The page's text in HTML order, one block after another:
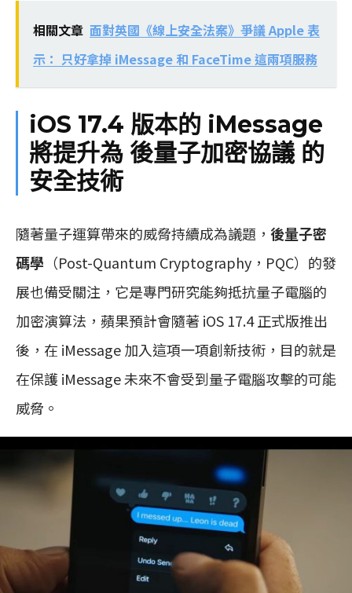
相關文章 面對英國《線上安全法案》爭議 Apple 表
示： 只好拿掉 iMessage 和 FaceTime 這兩項服務
iOS 17.4 版本的 iMessage
將提升為 後量子加密協議 的
安全技術
隨著量子運算帶來的威脅持續成為議題， 後量子密
碼學 （Post-Quantum Cryptography，PQC）的發
展也備受關注，它是專門研究能夠抵抗量子電腦的
加密演算法，蘋果預計會隨著 iOS 17.4 正式版推出
後，在 iMessage 加入這項一項創新技術，目的就是
在保護 iMessage 未來不會受到量子電腦攻擊的可能
威脅。